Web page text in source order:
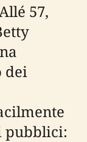
57,
dei
pubblici: